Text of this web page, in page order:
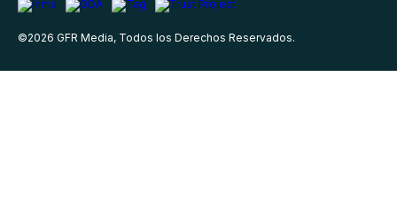
©2026 GFR Media, Todos los Derechos Reservados.